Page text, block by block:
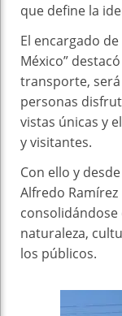
que define la
El encargado
México”
transporte,
personas
vistas únicas y
y visitantes.
Con ello y
Alfredo
naturaleza,
los públicos.